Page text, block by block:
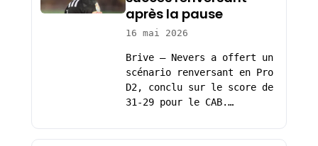
après la pause
16 mai 2026
Brive – Nevers a offert un
scénario renversant en Pro
D2, conclu sur le score de
31-29 pour le CAB.…